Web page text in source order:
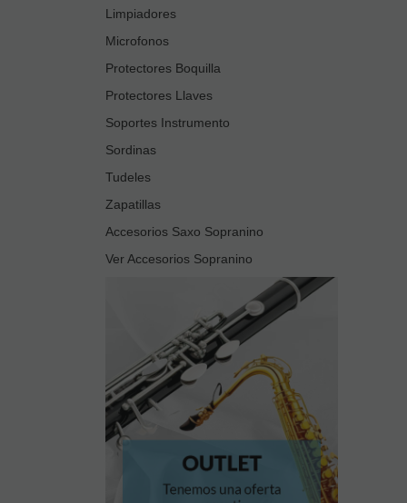
Limpiadores
Microfonos
Protectores Boquilla
Protectores Llaves
Soportes Instrumento
Sordinas
Tudeles
Zapatillas
Accesorios Saxo Sopranino
Ver Accesorios Sopranino